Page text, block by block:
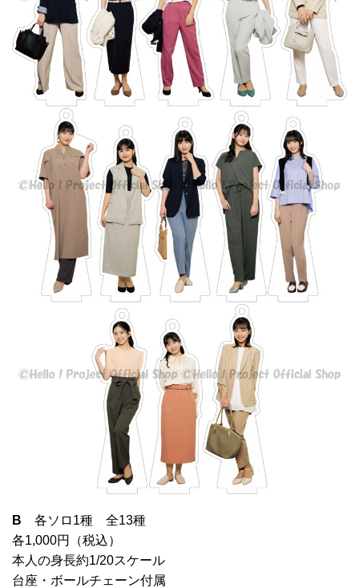
B 各ソロ1種 全13種
各1,000円（税込）
本人の身長約1/20スケール
台座・ボールチェーン付属